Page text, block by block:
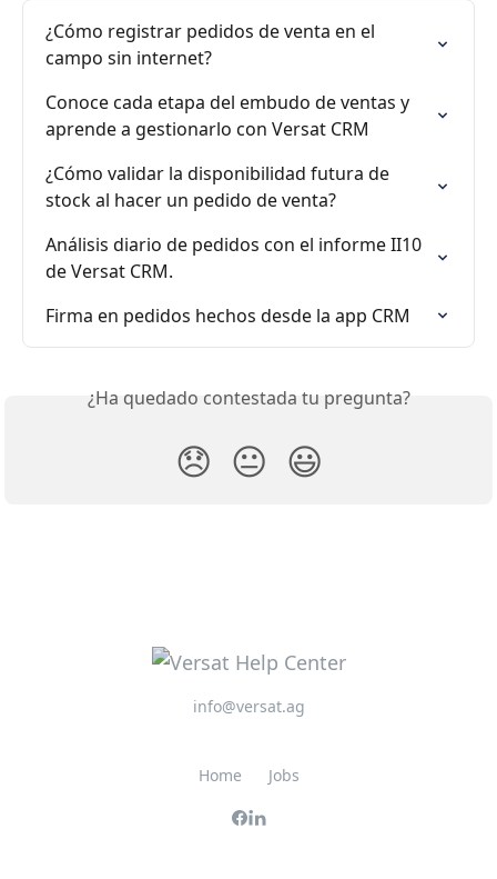
¿Cómo registrar pedidos de venta en el
campo sin internet?
Conoce cada etapa del embudo de ventas y
aprende a gestionarlo con Versat CRM
¿Cómo validar la disponibilidad futura de
stock al hacer un pedido de venta?
Análisis diario de pedidos con el informe II10
de Versat CRM.
Firma en pedidos hechos desde la app CRM
¿Ha quedado contestada tu pregunta?
😞 😐 😃
info@versat.ag
Home Jobs